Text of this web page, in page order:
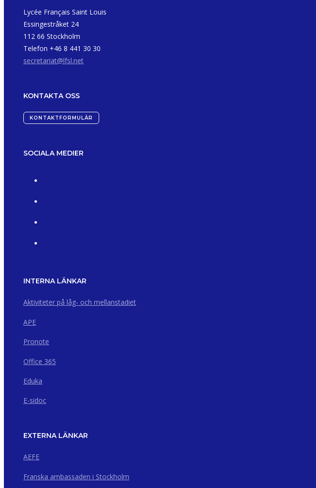
Lycée Français Saint Louis
Essingestråket 24
112 66 Stockholm
Telefon +46 8 441 30 30
secretariat@lfsl.net
KONTAKTA OSS
KONTAKTFORMULÄR
SOCIALA MEDIER
INTERNA LÄNKAR
Aktiviteter på låg- och mellanstadiet
APE
Pronote
Office 365
Eduka
E-sidoc
EXTERNA LÄNKAR
AEFE
Franska ambassaden i Stockholm